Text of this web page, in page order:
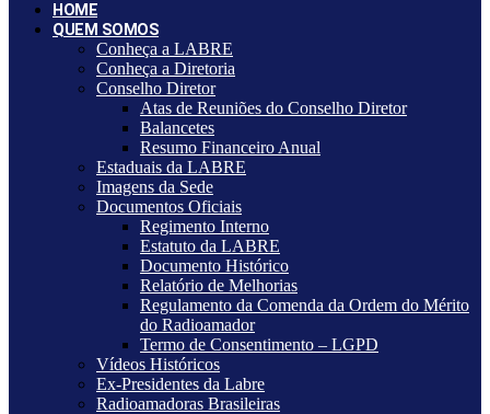
HOME
QUEM SOMOS
Conheça a LABRE
Conheça a Diretoria
Conselho Diretor
Atas de Reuniões do Conselho Diretor
Balancetes
Resumo Financeiro Anual
Estaduais da LABRE
Imagens da Sede
Documentos Oficiais
Regimento Interno
Estatuto da LABRE
Documento Histórico
Relatório de Melhorias
Regulamento da Comenda da Ordem do Mérito
do Radioamador
Termo de Consentimento – LGPD
Vídeos Históricos
Ex-Presidentes da Labre
Radioamadoras Brasileiras